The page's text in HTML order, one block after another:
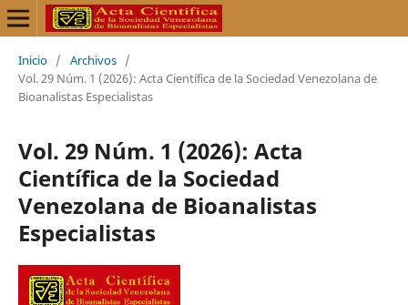
Inicio / Archivos /
Vol. 29 Núm. 1 (2026): Acta Científica de la Sociedad Venezolana de
Bioanalistas Especialistas
Vol. 29 Núm. 1 (2026): Acta
Científica de la Sociedad
Venezolana de Bioanalistas
Especialistas